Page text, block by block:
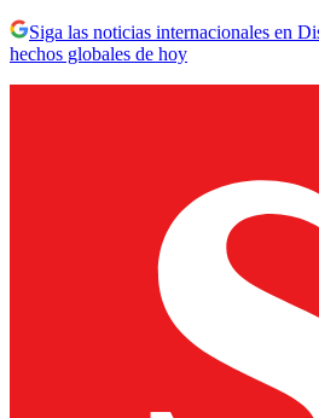
Siga las noticias internacionales en
hechos globales de hoy